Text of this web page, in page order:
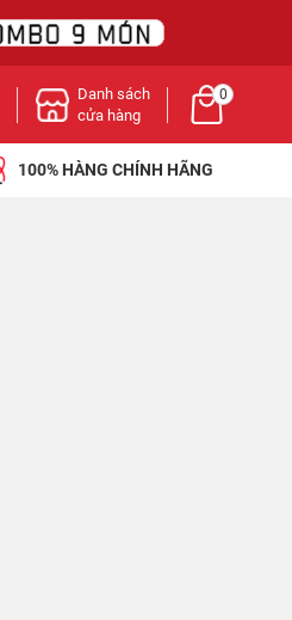
Danh sách
cửa hàng
0
100% HÀNG CHÍNH HÃNG